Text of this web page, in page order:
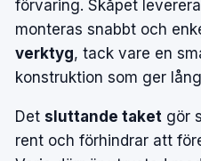
förvaring. Skåpet
monteras snabbt och
verktyg, tack vare en
konstruktion som ger
Det sluttande taket gör
rent och förhindrar att